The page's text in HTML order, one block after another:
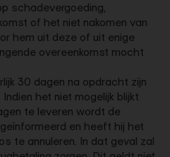
schadevergoeding,
of het niet nakomen van
hem uit deze of uit enige
overeenkomst mocht
30 dagen na opdracht zijn
het niet mogelijk blijkt
te leveren wordt de
en heeft hij het
te annuleren. In dat geval zal